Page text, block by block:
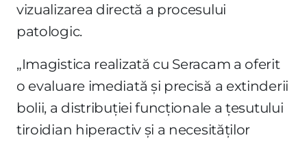
vizualizarea directă a procesului
patologic.
„Imagistica realizată cu Seracam a oferit
o evaluare imediată și precisă a extinderii
bolii, a distribuției funcționale a țesutului
tiroidian hiperactiv și a necesităților